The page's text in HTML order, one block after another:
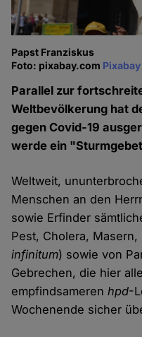
Papst Franziskus
Foto: pixabay.com
Parallel zur
Weltbevölkerung hat
gegen Covid-19
werde ein
Weltweit,
Menschen an den
sowie Erfinder
Pest, Cholera,
infinitum) sowie von
Gebrechen, die hier
empfindsamerenhpd-
Wochenende sicher